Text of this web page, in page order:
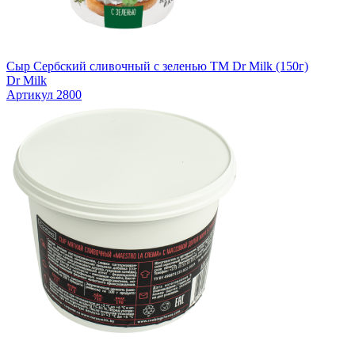
Сыр Сербский сливочный с зеленью TM Dr Milk (150г)
Dr Milk
Артикул 2800